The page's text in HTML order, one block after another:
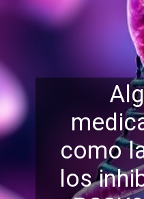
como
los